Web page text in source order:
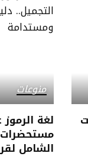
منوعات
لغة
مستحضرات
الشامل